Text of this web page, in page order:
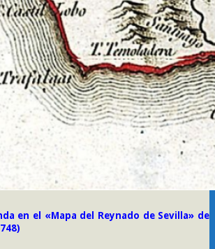
en el «Mapa del Reynado de Sevilla» de